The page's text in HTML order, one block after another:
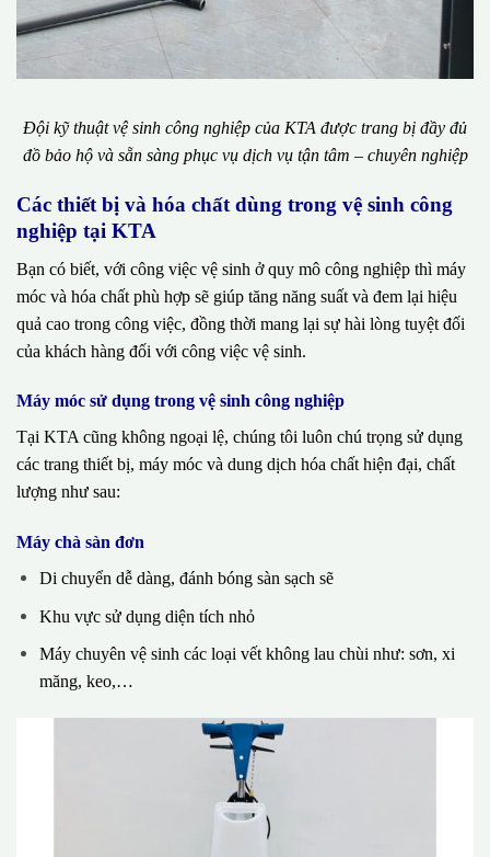
Đội kỹ thuật vệ sinh công nghiệp của KTA được trang bị đầy đủ
đồ bảo hộ và sẵn sàng phục vụ dịch vụ tận tâm – chuyên nghiệp
Các thiết bị và hóa chất dùng trong vệ sinh công
nghiệp tại KTA
Bạn có biết, với công việc vệ sinh ở quy mô công nghiệp thì máy
móc và hóa chất phù hợp sẽ giúp tăng năng suất và đem lại hiệu
quả cao trong công việc, đồng thời mang lại sự hài lòng tuyệt đối
của khách hàng đối với công việc vệ sinh.
Máy móc sử dụng trong vệ sinh công nghiệp
Tại KTA cũng không ngoại lệ, chúng tôi luôn chú trọng sử dụng
các trang thiết bị, máy móc và dung dịch hóa chất hiện đại, chất
lượng như sau:
Máy chà sàn đơn
Di chuyển dễ dàng, đánh bóng sàn sạch sẽ
Khu vực sử dụng diện tích nhỏ
Máy chuyên vệ sinh các loại vết không lau chùi như: sơn, xi
măng, keo,…